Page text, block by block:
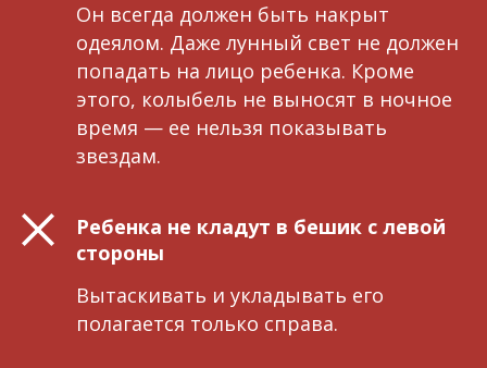
Он всегда должен быть накрыт
одеялом. Даже лунный свет не должен
попадать на лицо ребенка. Кроме
этого, колыбель не выносят в ночное
время — ее нельзя показывать
звездам.
Ребенка не кладут в бешик с левой
стороны
Вытаскивать и укладывать его
полагается только справа.